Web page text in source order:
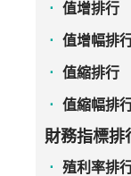
值增排行
值增幅排
值縮排行
值縮幅排
財務指標排
殖利率排